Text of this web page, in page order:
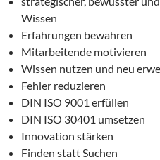
Wissen
Erfahrungen bewahren
Mitarbeitende motivieren
Wissen nutzen und neu
Fehler reduzieren
DIN ISO 9001 erfüllen
DIN ISO 30401 umsetzen
Innovation stärken
Finden statt Suchen